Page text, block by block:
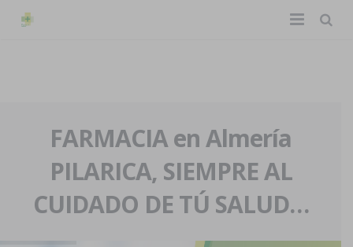
La farmacia
Nuestra historia
Nuestro equipo
Eventos
Servicios y reservas
Pedidos express
FARMACIA en Almería
PILARICA, SIEMPRE AL
CUIDADO DE TÚ SALUD…